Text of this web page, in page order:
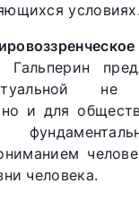
условиях.
но и для
человека.